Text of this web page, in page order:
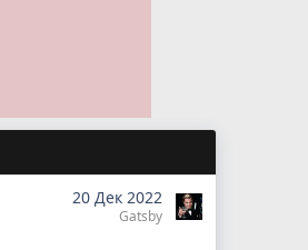
20 Дек 2022
Gatsby